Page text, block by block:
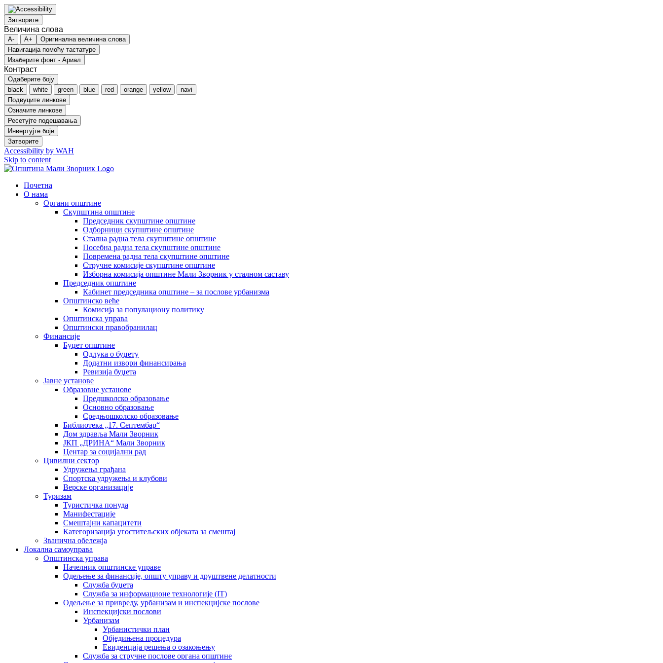
Затворите
Величина слова
A- A+
Оригинална величина слова
Навигација помоћу тастатуре
Изаберите фонт - Ариал
Контраст
Одаберите боју
black
white green blue red orange yellow
navi
Подвуците линкове
Означите линкове
Ресетујте подешавања
Инвертујте боје
Затворите
Accessibility by WAH
Skip to content
Почетна
О нама
Органи општине
Скупштина општине
Председник скупштине општине
Одборници скупштине општине
Стална радна тела скупштине општине
Посебна радна тела скупштине општине
Повремена радна тела скупштине општине
Стручне комисије скупштине општине
Изборна комисија општине Мали Зворник у сталном саставу
Председник општине
Кабинет председника општине – за послове урбанизма
Општинско веће
Комисија за популациону политику
Општинска управа
Општински правобранилац
Финансије
Буџет општине
Одлука о буџету
Додатни извори финансирања
Ревизија буџета
Јавне установе
Образовне установе
Предшколско образовање
Основно образовање
Средњошколско образовање
Библиотека „17. Септембар“
Дом здравља Мали Зворник
ЈКП „ДРИНА“ Мали Зворник
Центар за социјални рад
Цивилни сектор
Удружења грађана
Спортска удружења и клубови
Верске организације
Туризам
Туристичка понуда
Манифестације
Смештајни капацитети
Категоризација угоститељских објеката за смештај
Званична обележја
Локална самоуправа
Општинска управа
Начелник општинске управе
Одељење за финансије, општу управу и друштвене делатности
Служба буџета
Служба за информационе технологије (IT)
Одељење за привреду, урбанизам и инспекцијске послове
Инспекцијски послови
Урбанизам
Урбанистички план
Обједињена процедура
Евиденција решења о озакоњењу
Служба за стручне послове органа општине